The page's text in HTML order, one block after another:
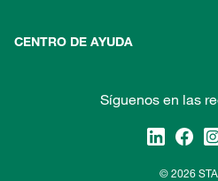
CENTRO DE AYUDA
Síguenos en las
© 2026